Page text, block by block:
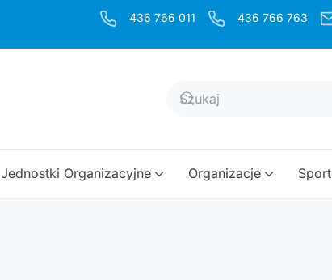
436 766 011 436 766 763
Jednostki Organizacyjne Organizacje Sport